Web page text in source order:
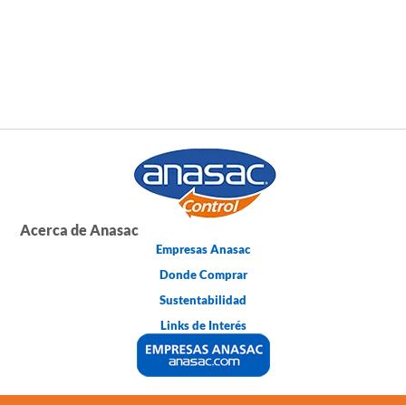
Acerca de Anasac
Empresas Anasac
Donde Comprar
Sustentabilidad
Links de Interés